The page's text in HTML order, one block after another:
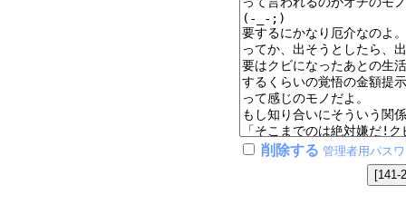
削除する 管理者用パス